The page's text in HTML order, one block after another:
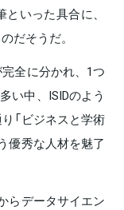
いった具合に、
だそうだ。
全に分かれ、1つ
い中、ISIDのよう
「ビジネスと学術
優秀な人材を魅了
らデータサイエン